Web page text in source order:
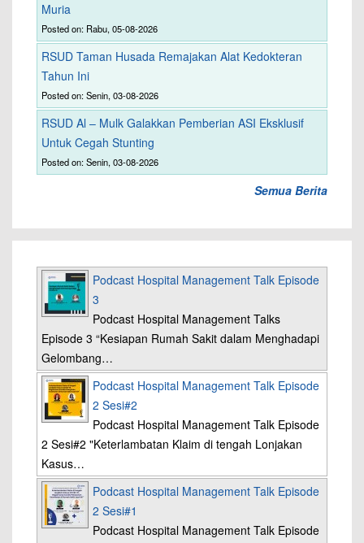
Muria
Posted on: Rabu, 05-08-2026
RSUD Taman Husada Remajakan Alat Kedokteran
Tahun Ini
Posted on: Senin, 03-08-2026
RSUD Al – Mulk Galakkan Pemberian ASI Eksklusif
Untuk Cegah Stunting
Posted on: Senin, 03-08-2026
Semua Berita
Podcast Hospital Management Talk Episode
3
Podcast Hospital Management Talks
Episode 3 “Kesiapan Rumah Sakit dalam Menghadapi
Gelombang…
Podcast Hospital Management Talk Episode
2 Sesi#2
Podcast Hospital Management Talk Episode
2 Sesi#2 "Keterlambatan Klaim di tengah Lonjakan
Kasus…
Podcast Hospital Management Talk Episode
2 Sesi#1
Podcast Hospital Management Talk Episode